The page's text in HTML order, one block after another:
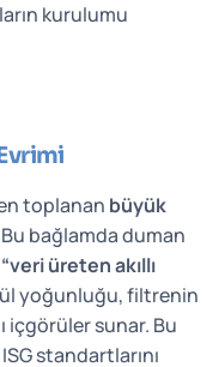
kurulumu
toplanan büyük
Bu bağlamda duman
“veri üreten akıllı
yoğunluğu, filtrenin
içgörüler sunar. Bu
standartlarını